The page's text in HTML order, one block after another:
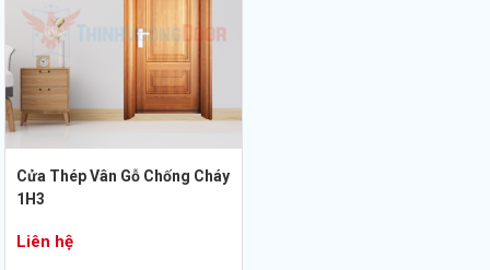
Cửa Thép Vân Gỗ Chống Cháy
1H3
Liên hệ